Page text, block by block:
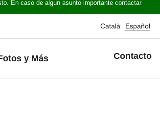
En caso de algun asunto importante contactar
Català Español
y Más Contacto